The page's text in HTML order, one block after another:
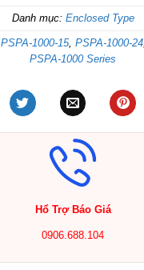
Danh mục: Enclosed Type
PSPA-1000-15, PSPA-1000-24,
PSPA-1000 Series
Hổ Trợ Báo Giá
0906.688.104